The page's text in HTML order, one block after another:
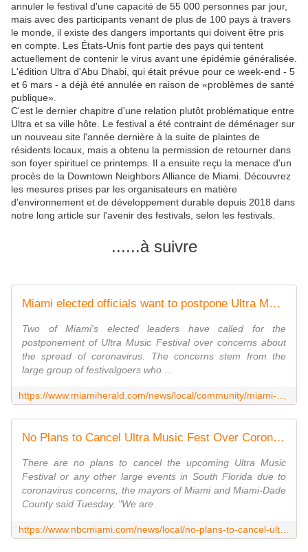
annuler le festival d'une capacité de 55 000 personnes par jour,
mais avec des participants venant de plus de 100 pays à travers
le monde, il existe des dangers importants qui doivent être pris
en compte. Les États-Unis font partie des pays qui tentent
actuellement de contenir le virus avant une épidémie généralisée.
L'édition Ultra d'Abu Dhabi, qui était prévue pour ce week-end - 5
et 6 mars - a déjà été annulée en raison de «problèmes de santé
publique».
C'est le dernier chapitre d'une relation plutôt problématique entre
Ultra et sa ville hôte. Le festival a été contraint de déménager sur
un nouveau site l'année dernière à la suite de plaintes de
résidents locaux, mais a obtenu la permission de retourner dans
son foyer spirituel ce printemps. Il a ensuite reçu la menace d'un
procès de la Downtown Neighbors Alliance de Miami. Découvrez
les mesures prises par les organisateurs en matière
d'environnement et de développement durable depuis 2018 dans
notre long article sur l'avenir des festivals, selon les festivals.
......à suivre
Miami elected officials want to postpone Ultra Music Festival due to coronavirus fear
Two of Miami's elected leaders have called for the
postponement of Ultra Music Festival over concerns about
the spread of coronavirus. The concerns stem from the
large group of festivalgoers who ...
No Plans to Cancel Ultra Music Fest Over Coronavirus Concerns: Miami, Miami-Dade Mayors
There are no plans to cancel the upcoming Ultra Music
Festival or any other large events in South Florida due to
coronavirus concerns, the mayors of Miami and Miami-Dade
County said Tuesday. "We are